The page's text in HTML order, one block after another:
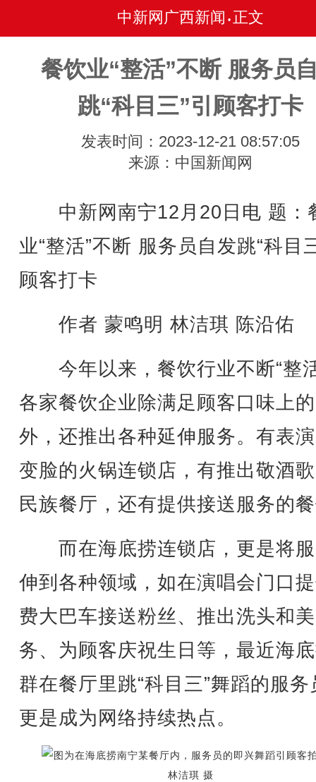
中新网广西新闻 • 正文
餐饮业“整活”不断 服务员
跳“科目三”引顾客打卡
发表时间：2023-12-21 08:57:05
来源：中国新闻网
中新网南宁12月20日电 题：
业“整活”不断 服务员自发跳“科目
顾客打卡
作者 蒙鸣明 林洁琪 陈沿佑
今年以来，餐饮行业不断“整
各家餐饮企业除满足顾客口味上
外，还推出各种延伸服务。有表
变脸的火锅连锁店，有推出敬酒
民族餐厅，还有提供接送服务的
而在海底捞连锁店，更是将
伸到各种领域，如在演唱会门口
费大巴车接送粉丝、推出洗头和
务、为顾客庆祝生日等，最近海
群在餐厅里跳“科目三”舞蹈的服务
更是成为网络持续热点。